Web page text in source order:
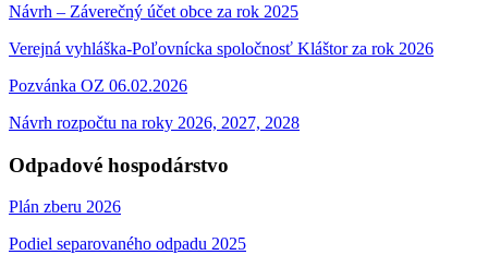
Návrh – Záverečný účet obce za rok 2025
Verejná vyhláška-Poľovnícka spoločnosť Kláštor za rok 2026
Pozvánka OZ 06.02.2026
Návrh rozpočtu na roky 2026, 2027, 2028
Odpadové hospodárstvo
Plán zberu 2026
Podiel separovaného odpadu 2025